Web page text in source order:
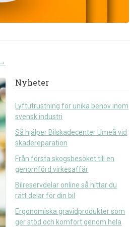
Nyheter
Lyftutrustning för unika behov inom
svensk industri
Så hjälper Bilskadecenter Umeå vid
skadereparation
Från första skogsbesöket till en
genomförd virkesaffär
Bilreservdelar online så hittar du
rätt delar för din bil
Ergonomiska gravidprodukter som
ger stöd och komfort genom hela